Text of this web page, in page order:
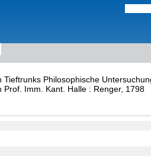
Philosophische
Imm. Kant. Halle : Renger, 1798